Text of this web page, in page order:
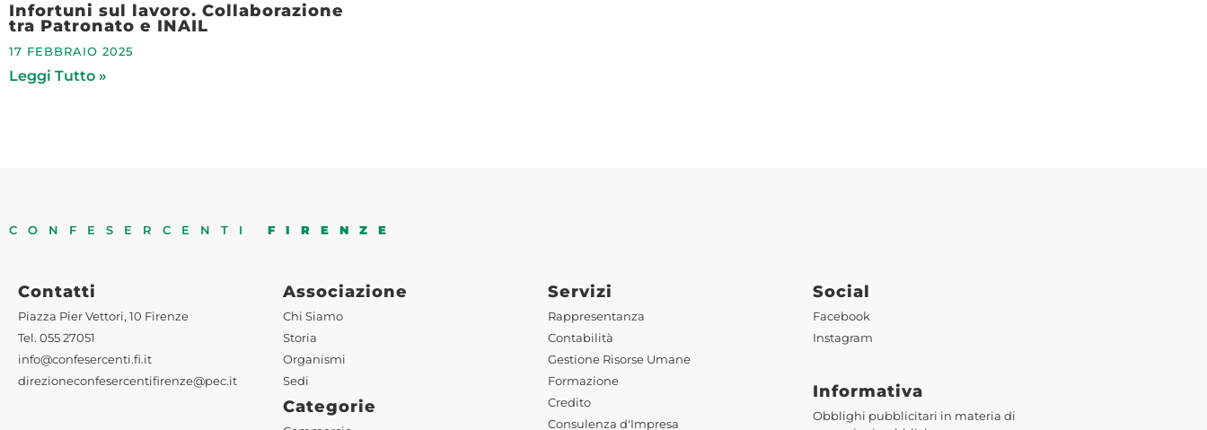
Infortuni sul lavoro. Collaborazione
tra Patronato e INAIL
17 FEBBRAIO 2025
Leggi Tutto »
CONFESERCENTI FIRENZE
Contatti
Piazza Pier Vettori, 10 Firenze
Tel. 055 27051
info@confesercenti.fi.it
direzioneconfesercentifirenze@pec.it
Associazione
Chi Siamo
Storia
Organismi
Sedi
Categorie
Servizi
Rappresentanza
Contabilità
Gestione Risorse Umane
Formazione
Credito
Consulenza d'Impresa
Social
Facebook
Instagram
Informativa
Obblighi pubblicitari in materia di